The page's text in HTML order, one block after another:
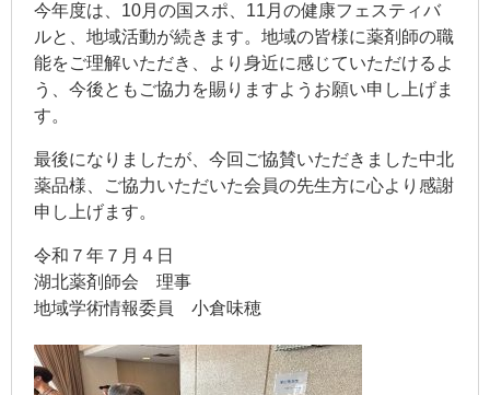
今年度は、10月の国スポ、11月の健康フェスティバ
ルと、地域活動が続きます。地域の皆様に薬剤師の職
能をご理解いただき、より身近に感じていただけるよ
う、今後ともご協力を賜りますようお願い申し上げま
す。
最後になりましたが、今回ご協賛いただきました中北
薬品様、ご協力いただいた会員の先生方に心より感謝
申し上げます。
令和７年７月４日
湖北薬剤師会 理事
地域学術情報委員 小倉味穂